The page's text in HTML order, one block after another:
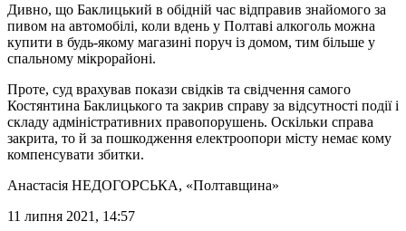
Дивно, що Баклицький в обідній час відправив знайомого за
пивом на автомобілі, коли вдень у Полтаві алкоголь можна
купити в будь-якому магазині поруч із домом, тим більше у
спальному мікрорайоні.
Проте, суд врахував покази свідків та свідчення самого
Костянтина Баклицького та закрив справу за відсутності події і
складу адміністративних правопорушень. Оскільки справа
закрита, то й за пошкодження електроопори місту немає кому
компенсувати збитки.
Анастасія НЕДОГОРСЬКА, «Полтавщина»
11 липня 2021, 14:57